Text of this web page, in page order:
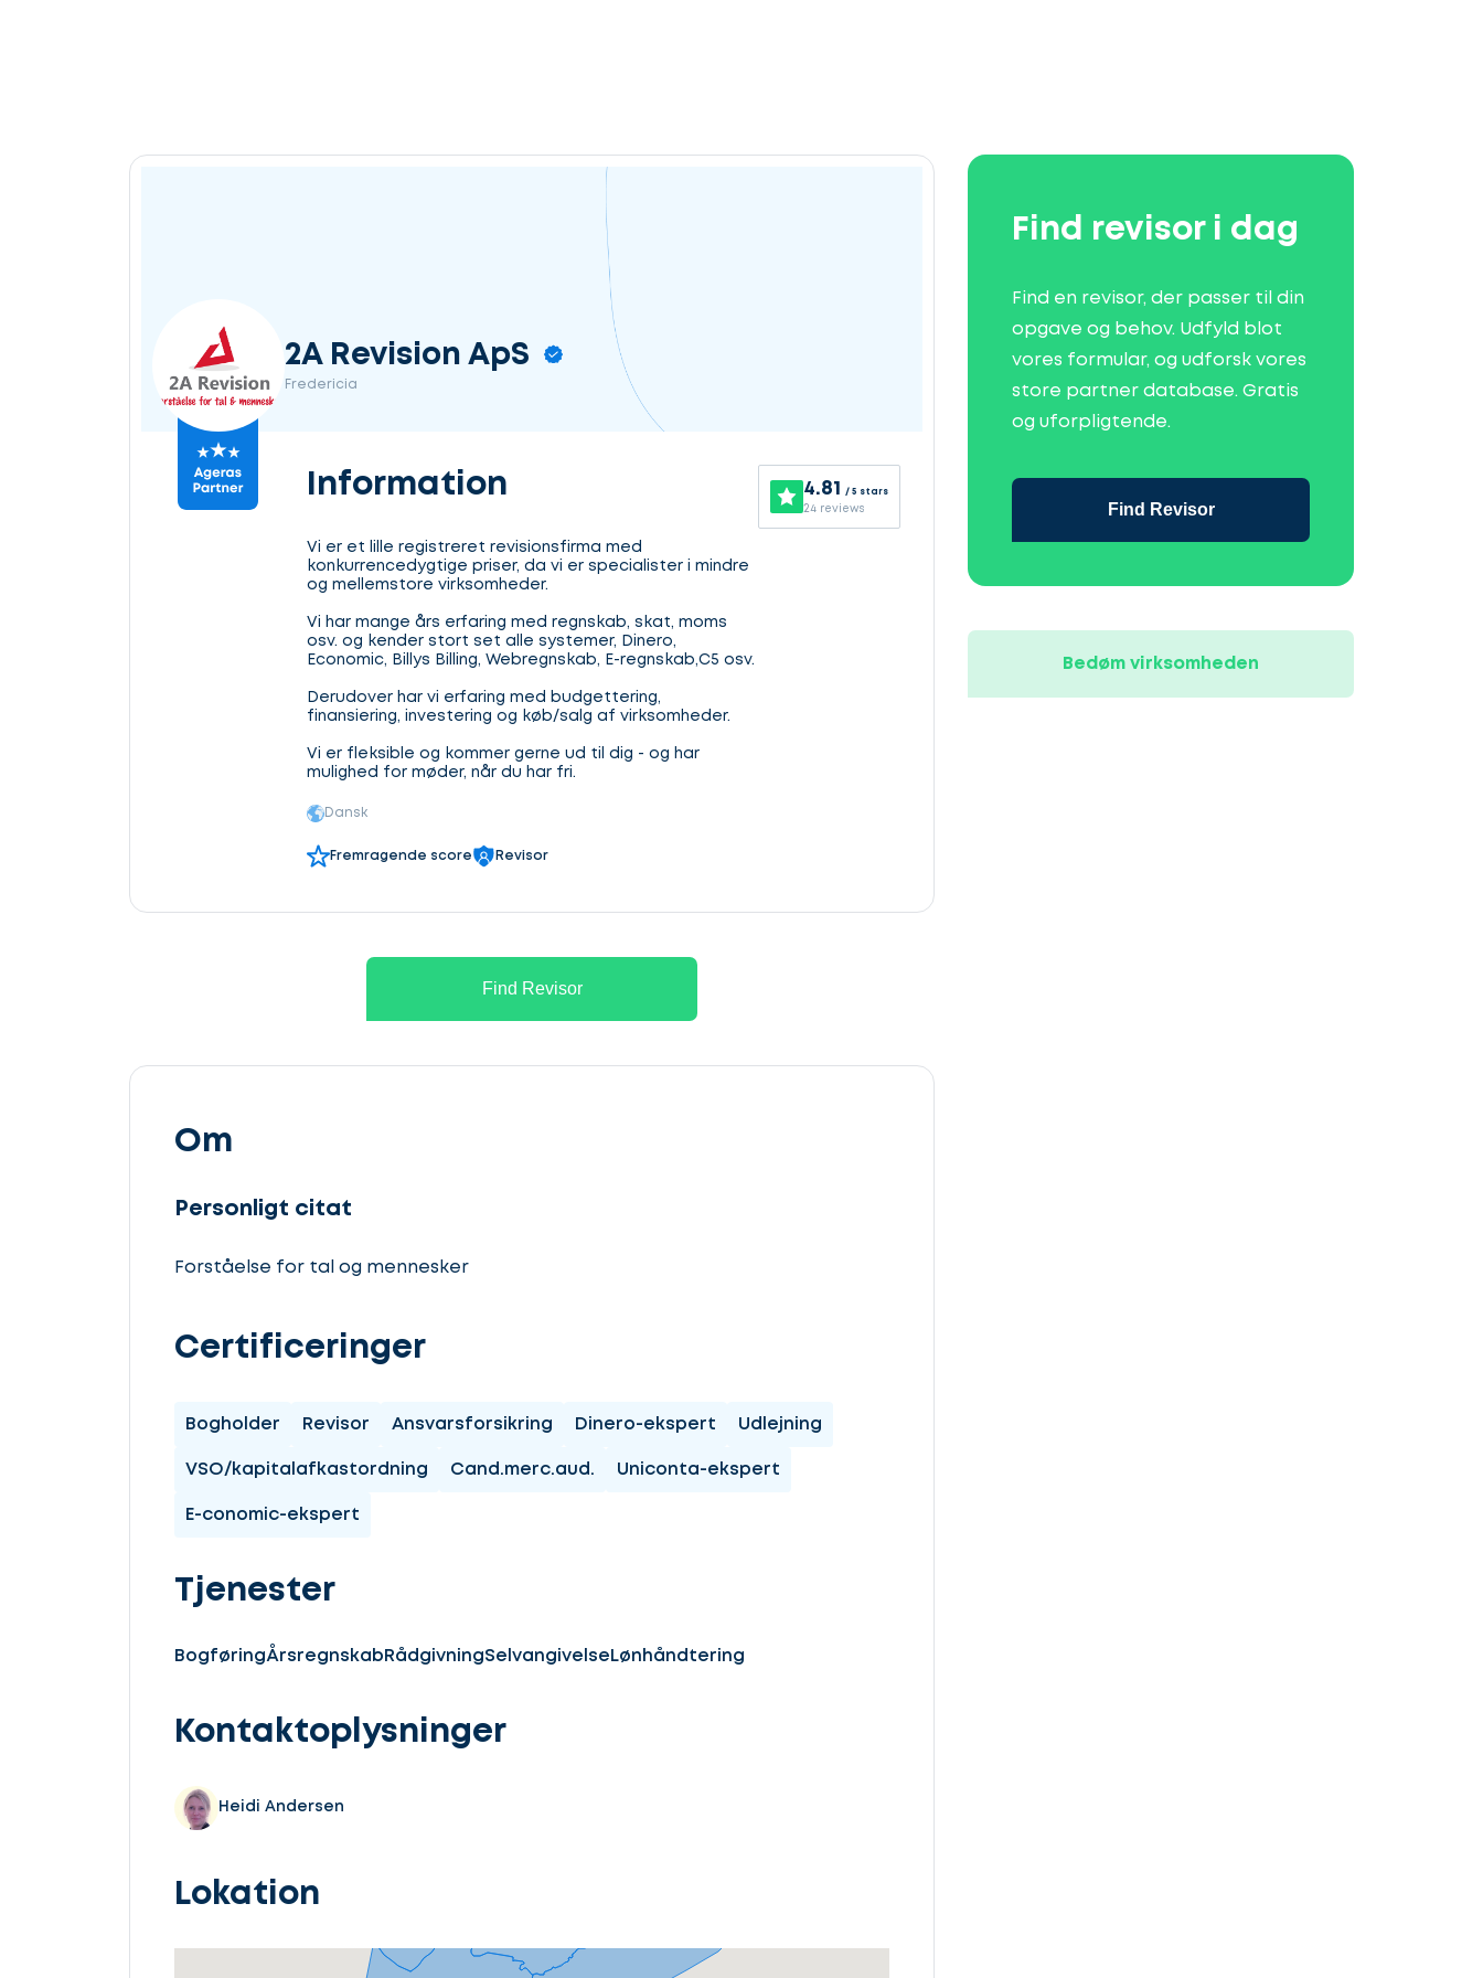
2A Revision ApS
Fredericia
4.81 / 5 stars
24 reviews
Information
Vi er et lille registreret revisionsfirma med
konkurrencedygtige priser, da vi er specialister i mindre
og mellemstore virksomheder.
Vi har mange års erfaring med regnskab, skat, moms
osv. og kender stort set alle systemer, Dinero,
Economic, Billys Billing, Webregnskab, E-regnskab,C5 osv.
Derudover har vi erfaring med budgettering,
finansiering, investering og køb/salg af virksomheder.
Vi er fleksible og kommer gerne ud til dig - og har
mulighed for møder, når du har fri.
Dansk
Fremragende score Revisor
Find Revisor
Om
Personligt citat
Forståelse for tal og mennesker
Certificeringer
Bogholder Revisor Ansvarsforsikring Dinero-ekspert Udlejning
VSO/kapitalafkastordning Cand.merc.aud. Uniconta-ekspert
E-conomic-ekspert
Tjenester
BogføringÅrsregnskab RådgivningSelvangivelse Lønhåndtering
Kontaktoplysninger
Heidi Andersen
Lokation
Find revisor i dag
Find en revisor, der passer til din
opgave og behov. Udfyld blot
vores formular, og udforsk vores
store partner database. Gratis
og uforpligtende.
Find Revisor
Bedøm virksomheden